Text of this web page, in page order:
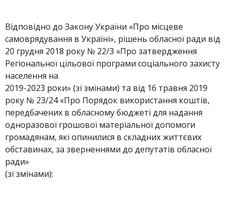
Відповідно до Закону України «Про місцеве
самоврядування в Україні», рішень обласної ради від
20 грудня 2018 року № 22/3 «Про затвердження
Регіональної цільової програми соціального захисту
населення на
2019-2023 роки» (зі змінами) та від 16 травня 2019
року № 23/24 «Про Порядок використання коштів,
передбачених в обласному бюджеті для надання
одноразової грошової матеріальної допомоги
громадянам, які опинилися в складних життєвих
обставинах, за зверненнями до депутатів обласної
ради»
(зі змінами):